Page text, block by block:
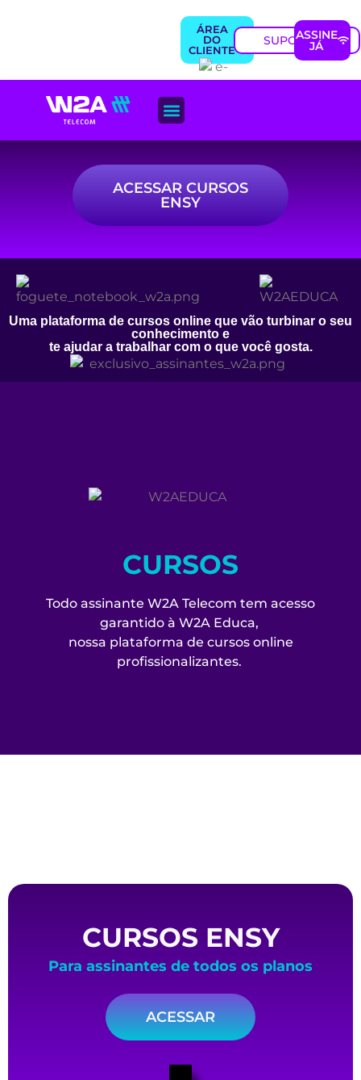
ÁREA
DO
CLIENTE
SUPORTE
ASSINE
JÁ
ACESSAR CURSOS
ENSY
Uma plataforma de cursos online que vão turbinar o seu
conhecimento e
te ajudar a trabalhar com o que você gosta.
CURSOS
Todo assinante W2A Telecom tem acesso
garantido à W2A Educa,
nossa plataforma de cursos online
profissionalizantes.
CURSOS ENSY
Para assinantes de todos os planos
ACESSAR